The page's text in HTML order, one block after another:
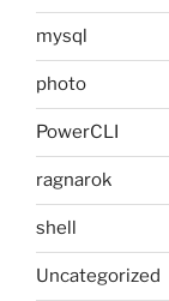
mysql
photo
PowerCLI
ragnarok
shell
Uncategorized